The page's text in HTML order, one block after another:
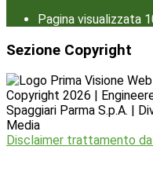
Pagina visualizzata
Sezione Copyright
Copyright 2026 |
Spaggiari Parma S.p.A. |
Media
Disclaimer trattamento